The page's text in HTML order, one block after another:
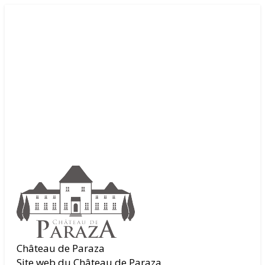
Château de Paraza
Site web du Château de Paraza